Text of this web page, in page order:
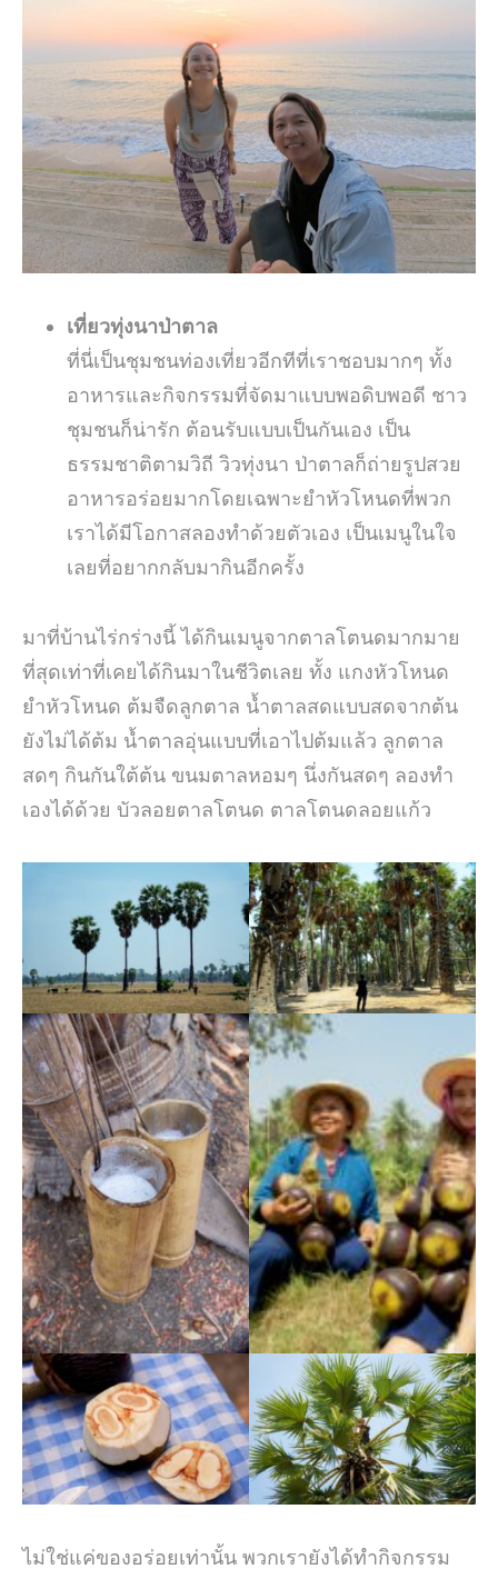
เที่ยวทุ่งนาป่าตาล
ที่นี่เป็นชุมชนท่องเที่ยวอีกทีที่เราชอบมากๆ ทั้ง
อาหารและกิจกรรมที่จัดมาแบบพอดิบพอดี ชาว
ชุมชนก็น่ารัก ต้อนรับแบบเป็นกันเอง เป็น
ธรรมชาติตามวิถี วิวทุ่งนา ป่าตาลก็ถ่ายรูปสวย
อาหารอร่อยมากโดยเฉพาะยำหัวโหนดที่พวก
เราได้มีโอกาสลองทำด้วยตัวเอง เป็นเมนูในใจ
เลยที่อยากกลับมากินอีกครั้ง
มาที่บ้านไร่กร่างนี้ ได้กินเมนูจากตาลโตนดมากมาย
ที่สุดเท่าที่เคยได้กินมาในชีวิตเลย ทั้ง แกงหัวโหนด
ยำหัวโหนด ต้มจืดลูกตาล น้ำตาลสดแบบสดจากต้น
ยังไม่ได้ต้ม น้ำตาลอุ่นแบบที่เอาไปต้มแล้ว ลูกตาล
สดๆ กินกันใต้ต้น ขนมตาลหอมๆ นึ่งกันสดๆ ลองทำ
เองได้ด้วย บัวลอยตาลโตนด ตาลโตนดลอยแก้ว
ไม่ใช่แค่ของอร่อยเท่านั้น พวกเรายังได้ทำกิจกรรม